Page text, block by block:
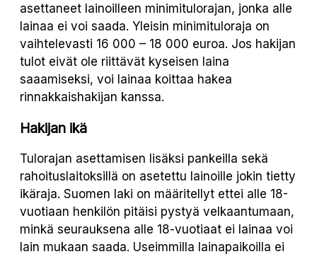
asettaneet lainoilleen minimitulorajan, jonka alle
lainaa ei voi saada. Yleisin minimituloraja on
vaihtelevasti 16 000 – 18 000 euroa. Jos hakijan
tulot eivät ole riittävät kyseisen laina
saaamiseksi, voi lainaa koittaa hakea
rinnakkaishakijan kanssa.
Hakijan ikä
Tulorajan asettamisen lisäksi pankeilla sekä
rahoituslaitoksillä on asetettu lainoille jokin tietty
ikäraja. Suomen laki on määritellyt ettei alle 18-
vuotiaan henkilön pitäisi pystyä velkaantumaan,
minkä seurauksena alle 18-vuotiaat ei lainaa voi
lain mukaan saada. Useimmilla lainapaikoilla ei